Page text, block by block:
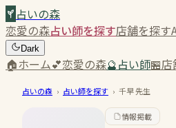
占いの森
恋愛の森占い師を探す店舗を探す
Dark
🏠ホーム💕恋愛の森🔮占い師🏪店
占いの森 › 占い師を探す › 千早先生
情報掲載